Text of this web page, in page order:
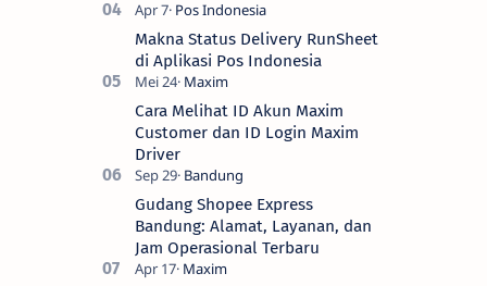
Makna Status Delivery RunSheet
di Aplikasi Pos Indonesia
Cara Melihat ID Akun Maxim
Customer dan ID Login Maxim
Driver
Gudang Shopee Express
Bandung: Alamat, Layanan, dan
Jam Operasional Terbaru